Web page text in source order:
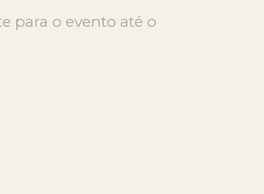
para o evento até o